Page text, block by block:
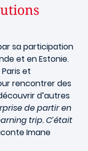
sa participation
et en Estonie.
Paris et
rencontrer des
d’autres
de partir en
trip. C’était
Imane